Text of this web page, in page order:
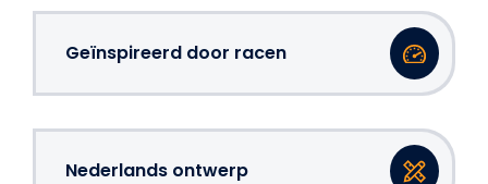
Geïnspireerd door racen
Nederlands ontwerp